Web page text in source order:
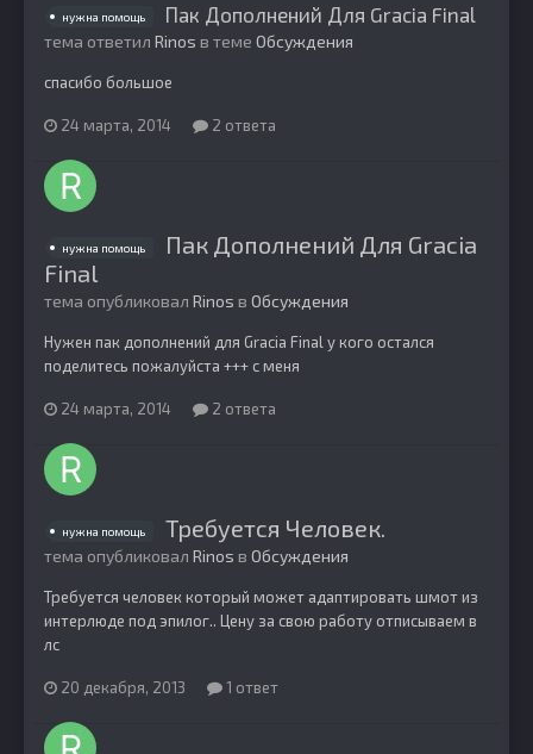
нужна помощь Пак Дополнений Для Gracia Final
тема ответил Rinos в теме Обсуждения
спасибо большое
24 марта, 2014 2 ответа
нужна помощь
Пак Дополнений Для Gracia
Final
тема опубликовал Rinos в Обсуждения
Нужен пак дополнений для Gracia Final у кого остался
поделитесь пожалуйста +++ с меня
24 марта, 2014 2 ответа
нужна помощь Требуется Человек.
тема опубликовал Rinos в Обсуждения
Требуется человек который может адаптировать шмот из
интерлюде под эпилог.. Цену за свою работу отписываем в
лс
20 декабря, 2013 1 ответ